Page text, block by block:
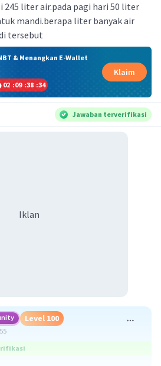
245 liter air.pada pagi hari 50 liter
mandi.berapa liter banyak air
tersebut
& Menangkan E-Wallet
02 :09 :38 :33
Klaim
Jawaban terverifikasi
Iklan
Level 100